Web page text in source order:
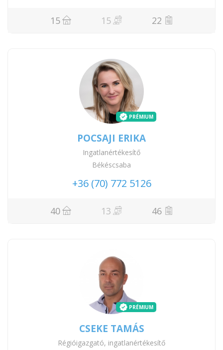
15 15 22
PRÉMIUM
POCSAJI ERIKA
Ingatlanértékesítő
Békéscsaba
+36 (70) 772 5126
40 13 46
PRÉMIUM
CSEKE TAMÁS
Régióigazgató, ingatlanértékesítő